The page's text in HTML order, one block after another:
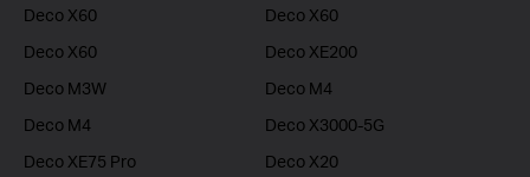
Deco X60
Deco X60
Deco X60
Deco XE200
Deco M3W
Deco M4
Deco M4
Deco X3000-5G
Deco XE75 Pro
Deco X20